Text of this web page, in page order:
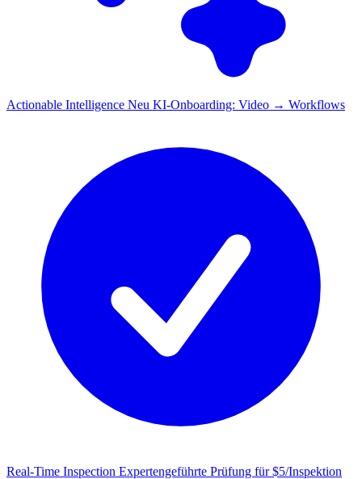
Actionable Intelligence Neu KI-Onboarding: Video → Workflows
Real-Time Inspection Expertengeführte Prüfung für $5/Inspektion